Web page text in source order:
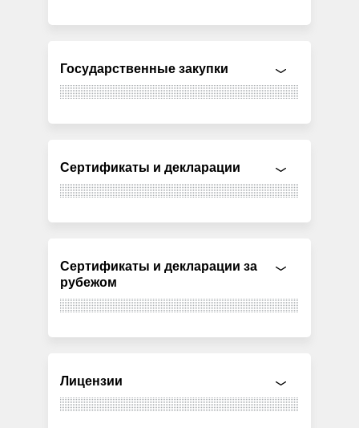
Государственные закупки
Сертификаты и декларации
Сертификаты и декларации за
рубежом
Лицензии